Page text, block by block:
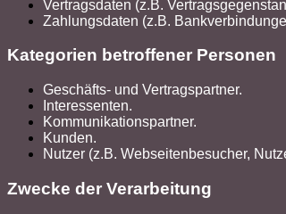
Vertragsdaten (z.B.
Zahlungsdaten (z.B.
Kategorien betroffener Personen
Geschäfts- und Vertragspartner.
Interessenten.
Kommunikationspartner.
Kunden.
Nutzer (z.B. Webseitenbesucher,
Zwecke der Verarbeitung